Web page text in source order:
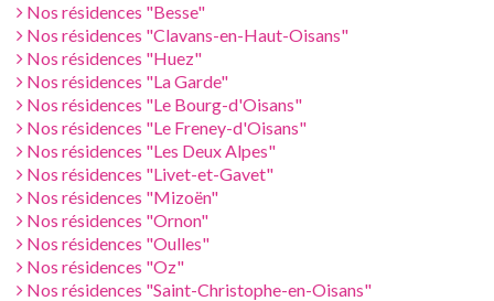
Nos résidences "Besse"
Nos résidences "Clavans-en-Haut-Oisans"
Nos résidences "Huez"
Nos résidences "La Garde"
Nos résidences "Le Bourg-d'Oisans"
Nos résidences "Le Freney-d'Oisans"
Nos résidences "Les Deux Alpes"
Nos résidences "Livet-et-Gavet"
Nos résidences "Mizoën"
Nos résidences "Ornon"
Nos résidences "Oulles"
Nos résidences "Oz"
Nos résidences "Saint-Christophe-en-Oisans"